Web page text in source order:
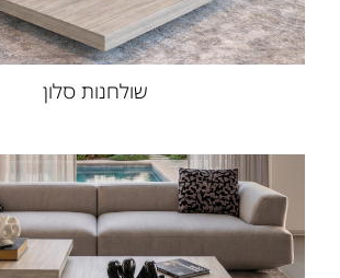
שולחנות סלון